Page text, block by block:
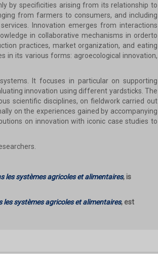
by specificities arising from its relationship to
from farmers to consumers, and including
Innovation emerges from interactions
in collaborative mechanisms in orderto
practices, market organization, and eating
in its various forms: agroecological innovation,
It focuses in particular on supporting
innovation using different yardsticks. The
scientific disciplines, on fieldwork carried out
on the experiences gained by accompanying
on innovation with iconic case studies to
les systèmes agricoles et alimentaires, is
systèmes agricoles et alimentaires, est